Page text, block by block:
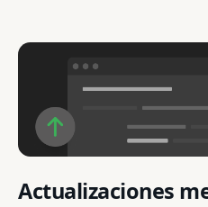
Actualizaciones